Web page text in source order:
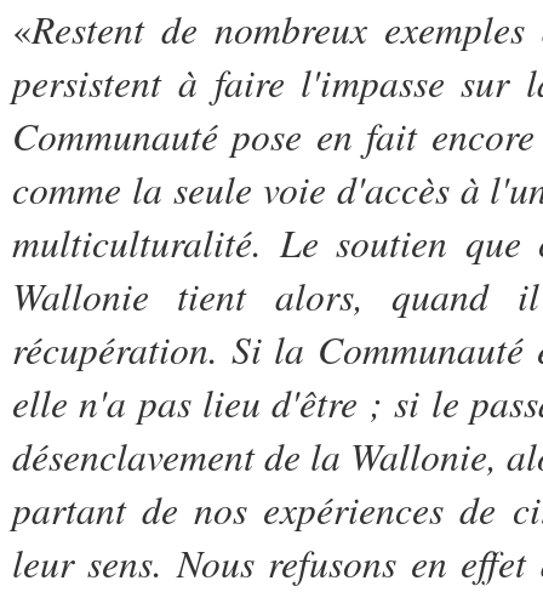
«Restent de nombreux
persistent à faire l'impasse
Communauté pose en fait
comme la seule voie d'accès à
multiculturalité. Le soutien
Wallonie tient alors, quand
récupération. Si la
elle n'a pas lieu d'être ; si le
désenclavement de la Wallonie,
partant de nos expériences de
leur sens. Nous refusons en